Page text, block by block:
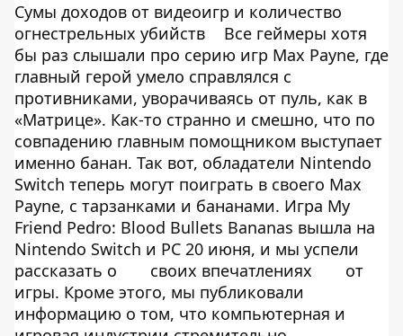
Сумы доходов от видеоигр и количество
огнестрельных убийств
Все геймеры хотя
бы раз слышали про серию игр Max Payne, где
главный герой умело справлялся с
противниками, уворачиваясь от пуль, как в
«Матрице». Как-то странно и смешно, что по
совпадению главным помощником выступает
именно банан. Так вот, обладатели Nintendo
Switch теперь могут поиграть в своего Max
Payne, с тарзанками и бананами. Игра My
Friend Pedro: Blood Bullets Bananas вышла на
Nintendo Switch и PC 20 июня, и мы успели
рассказать о
своих впечатлениях
от
игры. Кроме этого, мы публиковали
информацию о том, что компьютерная и